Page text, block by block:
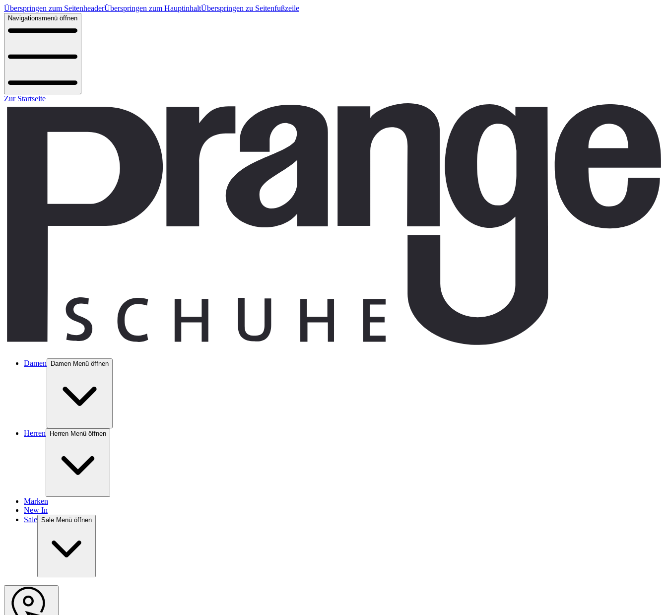
Überspringen zum SeitenheaderÜberspringen zum HauptinhaltÜberspringen zu Seitenfußzeile
Navigationsmenü öffnen
Zur Startseite
Damen Damen Menü öffnen
Herren Herren Menü öffnen
Marken
New In
Sale Sale Menü öffnen